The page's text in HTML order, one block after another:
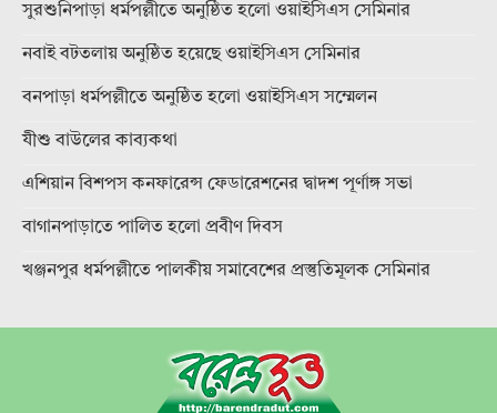
সুরশুনিপাড়া ধর্মপল্লীতে অনুষ্ঠিত হলো ওয়াইসিএস সেমিনার
নবাই বটতলায় অনুষ্ঠিত হয়েছে ওয়াইসিএস সেমিনার
বনপাড়া ধর্মপল্লীতে অনুষ্ঠিত হলো ওয়াইসিএস সম্মেলন
যীশু বাউলের কাব্যকথা
এশিয়ান বিশপস কনফারেন্স ফেডারেশনের দ্বাদশ পূর্ণাঙ্গ সভা
বাগানপাড়াতে পালিত হলো প্রবীণ দিবস
খঞ্জনপুর ধর্মপল্লীতে পালকীয় সমাবেশের প্রস্তুতিমূলক সেমিনার